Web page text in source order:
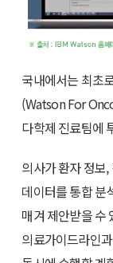
국내에서는 최초
(Watson For
다학제 진료팀에
의사가 환자 정보
데이터를 통합 분
매겨 제안받을 수
의료가이드라인